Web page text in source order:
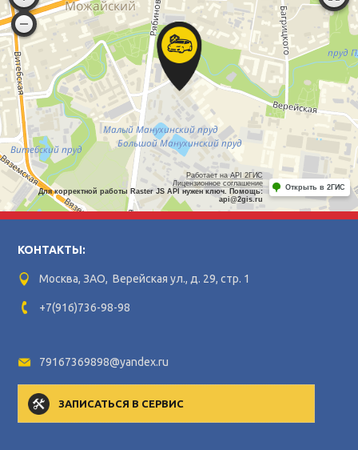
Работает на API 2ГИС
Лицензионное соглашение
Для корректной работы Raster JS API нужен ключ. Помощь:
api@2gis.ru
Открыть в 2ГИС
КОНТАКТЫ:
Москва, ЗАО, Верейская ул., д. 29, стр. 1
+7(916)736-98-98
79167369898@yandex.ru
ЗАПИСАТЬСЯ В СЕРВИС